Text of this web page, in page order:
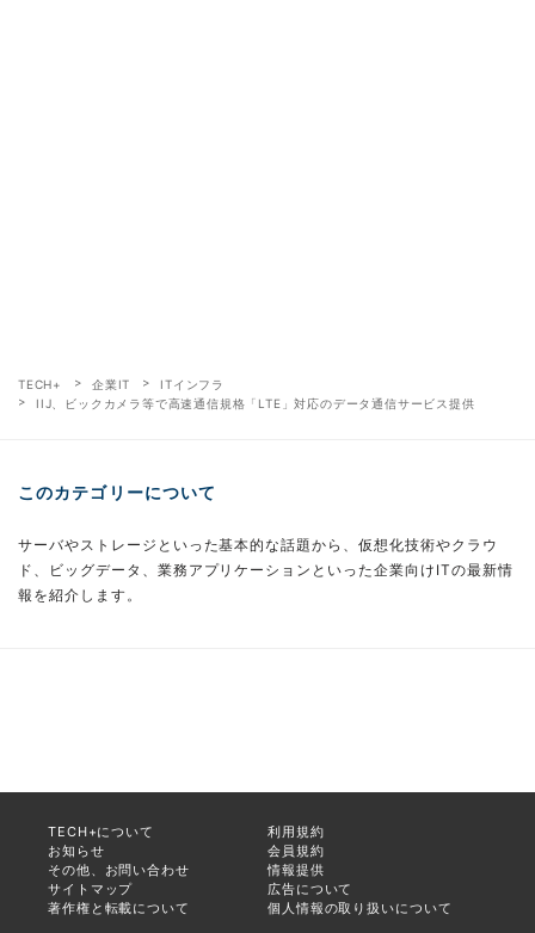
TECH+ 企業IT
ITインフラ
IIJ、ビックカメラ等で高速通信規格「LTE」対応のデータ通信サービス提供
このカテゴリーについて
サーバやストレージといった基本的な話題から、仮想化技術やクラウ
ド、ビッグデータ、業務アプリケーションといった企業向けITの最新情
報を紹介します。
TECH+について
利用規約
お知らせ
会員規約
その他、お問い合わせ
情報提供
サイトマップ
広告について
著作権と転載について
個人情報の取り扱いについて